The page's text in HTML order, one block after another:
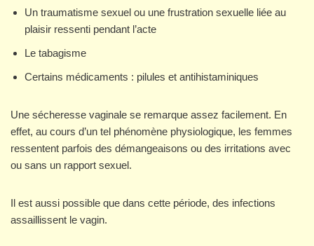
Un traumatisme sexuel ou une frustration sexuelle liée au
plaisir ressenti pendant l’acte
Le tabagisme
Certains médicaments : pilules et antihistaminiques
Une sécheresse vaginale se remarque assez facilement. En
effet, au cours d’un tel phénomène physiologique, les femmes
ressentent parfois des démangeaisons ou des irritations avec
ou sans un rapport sexuel.
Il est aussi possible que dans cette période, des infections
assaillissent le vagin.